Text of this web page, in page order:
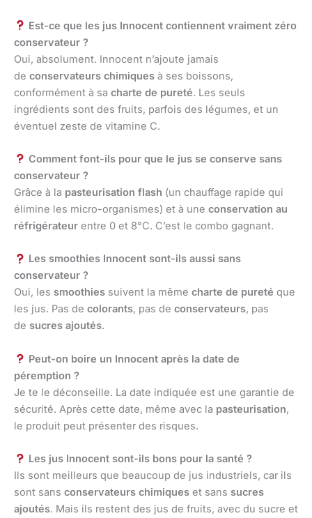
Est-ce que les jus Innocent contiennent vraiment zéro
conservateur ?
Oui, absolument. Innocent n’ajoute jamais
de conservateurs chimiques à ses boissons,
conformément à sa charte de pureté. Les seuls
ingrédients sont des fruits, parfois des légumes, et un
éventuel zeste de vitamine C.
Comment font-ils pour que le jus se conserve sans
conservateur ?
Grâce à la pasteurisation flash (un chauffage rapide qui
élimine les micro-organismes) et à une conservation au
réfrigérateur entre 0 et 8°C. C’est le combo gagnant.
Les smoothies Innocent sont-ils aussi sans
conservateur ?
Oui, les smoothies suivent la même charte de pureté que
les jus. Pas de colorants, pas de conservateurs, pas
de sucres ajoutés.
Peut-on boire un Innocent après la date de
péremption ?
Je te le déconseille. La date indiquée est une garantie de
sécurité. Après cette date, même avec la pasteurisation,
le produit peut présenter des risques.
Les jus Innocent sont-ils bons pour la santé ?
Ils sont meilleurs que beaucoup de jus industriels, car ils
sont sans conservateurs chimiques et sans sucres
ajoutés. Mais ils restent des jus de fruits, avec du sucre et